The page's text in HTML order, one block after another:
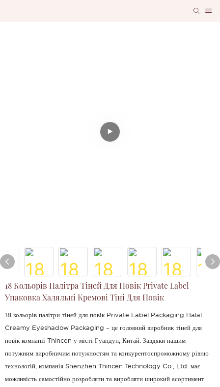
18 Кольорів Палітра Тіней Для Повік Private Label
Упаковка Халяльні Кремові Тіні Для Повік
18 кольорів палітри тіней для повік Private Label Packaging Halal
Creamy Eyeshadow Packaging – це головний виробник тіней для
повік компанії Thincen у місті Гуандун, Китай. Завдяки нашим
потужним виробничим потужностям та конкурентоспроможному рівню
технологій, компанія Shenzhen Thincen Technology Co., Ltd. має
можливість самостійно розробляти та виробляти широкий асортимент